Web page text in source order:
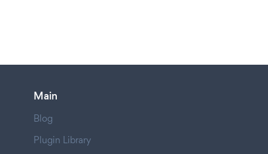
Main
Blog
Plugin Library